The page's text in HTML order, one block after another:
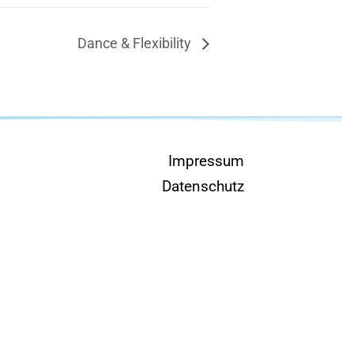
Dance & Flexibility
Impressum
Datenschutz